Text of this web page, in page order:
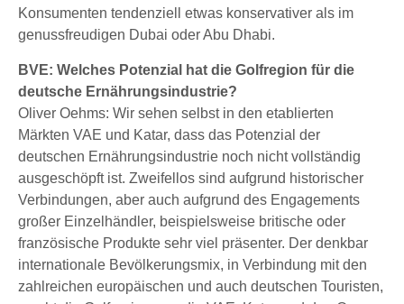
Konsumenten tendenziell etwas konservativer als im
genussfreudigen Dubai oder Abu Dhabi.
BVE: Welches Potenzial hat die Golfregion für die
deutsche Ernährungsindustrie?
Oliver Oehms: Wir sehen selbst in den etablierten
Märkten VAE und Katar, dass das Potenzial der
deutschen Ernährungsindustrie noch nicht vollständig
ausgeschöpft ist. Zweifellos sind aufgrund historischer
Verbindungen, aber auch aufgrund des Engagements
großer Einzelhändler, beispielsweise britische oder
französische Produkte sehr viel präsenter. Der denkbar
internationale Bevölkerungsmix, in Verbindung mit den
zahlreichen europäischen und auch deutschen Touristen,